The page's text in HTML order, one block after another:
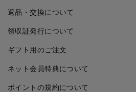
返品・交換について
領収証発行について
ギフト用のご注文
ネット会員特典について
ポイントの規約について